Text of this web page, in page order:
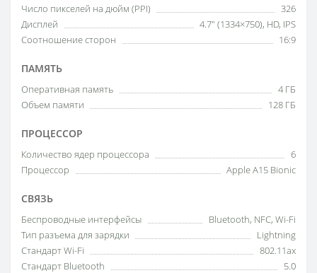
Число пикселей на дюйм (PPI)
326
Дисплей
4.7" (1334×750), HD, IPS
Соотношение сторон
16:9
ПАМЯТЬ
Оперативная память
4 ГБ
Объем памяти
128 ГБ
ПРОЦЕССОР
Количество ядер процессора
6
Процессор
Apple A15 Bionic
СВЯЗЬ
Беспроводные интерфейсы
Bluetooth, NFC, Wi-Fi
Тип разъема для зарядки
Lightning
Стандарт Wi-Fi
802.11ax
Стандарт Bluetooth
5.0